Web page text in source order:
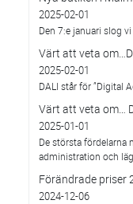
2025-02-01
Den 7:e januari slog
Värt att veta
2025-02-01
DALI står för ”Digital
Värt att veta om…
2025-01-01
De största fördelarna
administration och
Förändrade priser
2024-12-06